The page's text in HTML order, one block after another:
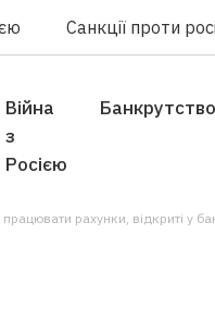
Санкції проти
Війна
з
Росією
Банкрутство
рахунки, відкриті у